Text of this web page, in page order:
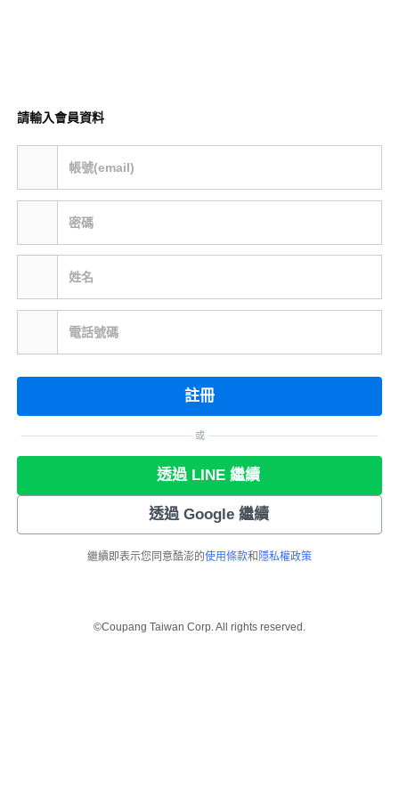
請輸入會員資料
帳號(email)
密碼
姓名
電話號碼
註冊
或
透過 LINE 繼續
透過 Google 繼續
繼續即表示您同意酷澎的使用條款和 隱私權政策
©Coupang Taiwan Corp. All rights reserved.